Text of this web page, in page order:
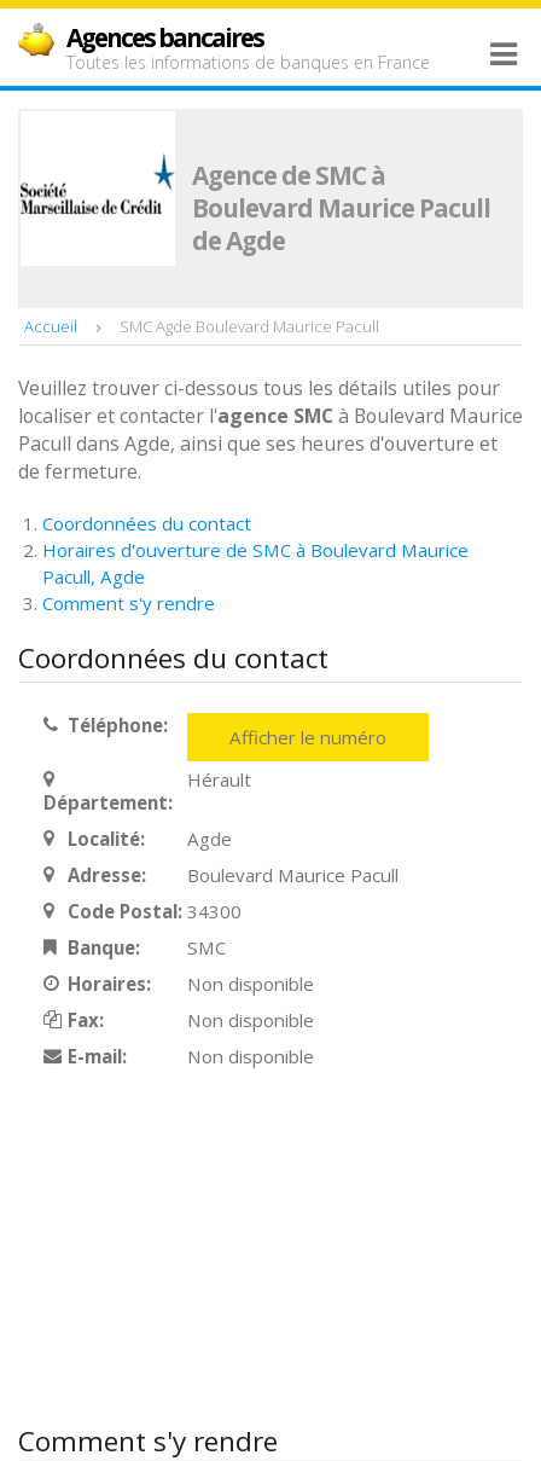
Agences bancaires
Toutes les informations de banques en France
Agence de SMC à
Boulevard Maurice Pacull
de Agde
Accueil SMC Agde Boulevard Maurice Pacull
Veuillez trouver ci-dessous tous les détails utiles pour
localiser et contacter l'agence SMC à Boulevard Maurice
Pacull dans Agde, ainsi que ses heures d'ouverture et
de fermeture.
Coordonnées du contact
Horaires d'ouverture de SMC à Boulevard Maurice
Pacull, Agde
Comment s'y rendre
Coordonnées du contact
Téléphone: Afficher le numéro
Département:
Hérault
Localité:
Agde
Adresse:
Boulevard Maurice Pacull
Code Postal: 34300
Banque:
SMC
Horaires:
Non disponible
Fax:
Non disponible
E-mail:
Non disponible
Comment s'y rendre